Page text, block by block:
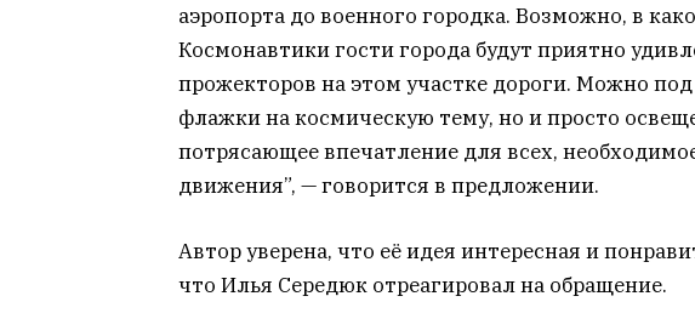
аэропорта до военного городка. Возможно, в
Космонавтики гости города будут приятно
прожекторов на этом участке дороги. Можно
флажки на космическую тему, но и просто
потрясающее впечатление для всех,
движения”, — говорится в предложении.
Автор уверена, что её идея интересная и
что Илья Середюк отреагировал на обращение.